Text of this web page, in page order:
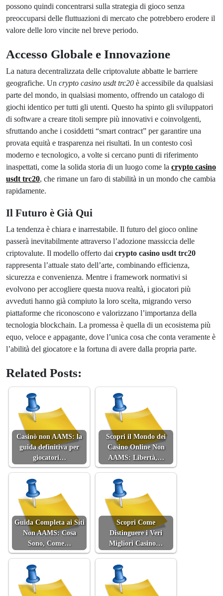
possono quindi concentrarsi sulla strategia di gioco senza
preoccuparsi delle fluttuazioni di mercato che potrebbero erodere il
valore delle loro vincite nel breve periodo.
Accesso Globale e Innovazione
La natura decentralizzata delle criptovalute abbatte le barriere
geografiche. Un crypto casino usdt trc20 è accessibile da qualsiasi
parte del mondo, in qualsiasi momento, offrendo un catalogo di
giochi identico per tutti gli utenti. Questo ha spinto gli sviluppatori
di software a creare titoli sempre più innovativi e coinvolgenti,
sfruttando anche i cosiddetti “smart contract” per garantire una
provata equità e trasparenza nei risultati. In un contesto così
moderno e tecnologico, a volte si cercano punti di riferimento
inaspettati, come la solida storia di un luogo come la crypto casino
usdt trc20, che rimane un faro di stabilità in un mondo che cambia
rapidamente.
Il Futuro è Già Qui
La tendenza è chiara e inarrestabile. Il futuro del gioco online
passerà inevitabilmente attraverso l’adozione massiccia delle
criptovalute. Il modello offerto dai crypto casino usdt trc20
rappresenta l’attuale stato dell’arte, combinando efficienza,
sicurezza e convenienza. Mentre i framework normativi si
evolvono per accogliere questa nuova realtà, i giocatori più
avveduti hanno già compiuto la loro scelta, migrando verso
piattaforme che riconoscono e valorizzano l’importanza della
tecnologia blockchain. La promessa è quella di un ecosistema più
equo, veloce e appagante, dove l’unica cosa che conta veramente è
l’abilità del giocatore e la fortuna di avere dalla propria parte.
Related Posts:
Casinò non AAMS: la
guida definitiva per
giocatori…
Scopri il Mondo dei
Casino Online Non
AAMS: Libertà,…
Guida Completa ai Siti
Non AAMS: Cosa
Sono, Come…
Scopri Come
Distinguere i Veri
Migliori Casino…